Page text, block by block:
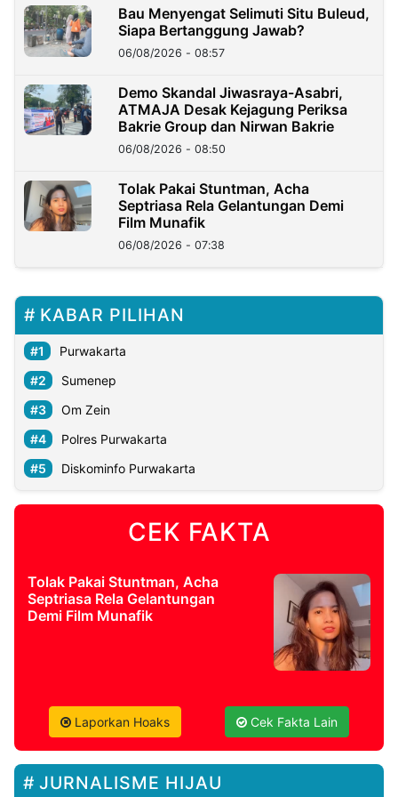
Bau Menyengat Selimuti Situ Buleud,
Siapa Bertanggung Jawab?
06/08/2026 - 08:57
Demo Skandal Jiwasraya-Asabri,
ATMAJA Desak Kejagung Periksa
Bakrie Group dan Nirwan Bakrie
06/08/2026 - 08:50
Tolak Pakai Stuntman, Acha
Septriasa Rela Gelantungan Demi
Film Munafik
06/08/2026 - 07:38
KABAR PILIHAN
Purwakarta
Sumenep
Om Zein
Polres Purwakarta
Diskominfo Purwakarta
CEK FAKTA
Tolak Pakai Stuntman, Acha
Septriasa Rela Gelantungan
Demi Film Munafik
Laporkan Hoaks Cek Fakta Lain
JURNALISME HIJAU